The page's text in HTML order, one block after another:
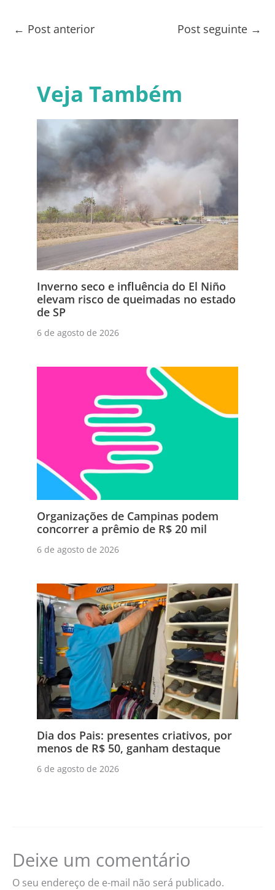
← Post anterior Post seguinte →
Veja Também
Inverno seco e influência do El Niño
elevam risco de queimadas no estado
de SP
6 de agosto de 2026
Organizações de Campinas podem
concorrer a prêmio de R$ 20 mil
6 de agosto de 2026
Dia dos Pais: presentes criativos, por
menos de R$ 50, ganham destaque
6 de agosto de 2026
Deixe um comentário
O seu endereço de e-mail não será publicado.